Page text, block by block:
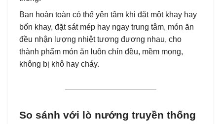
Bạn hoàn toàn có thể yên tâm khi đặt một khay hay
bốn khay, đặt sát mép hay ngay trung tâm, món ăn
đều nhận lượng nhiệt tương đương nhau, cho
thành phẩm món ăn luôn chín đều, mềm mọng,
không bị khô hay cháy.
So sánh với lò nướng truyền thống